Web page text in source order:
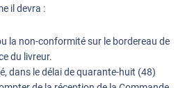
il devra :
la non-conformité sur le bordereau de
du livreur.
dans le délai de quarante-huit (48)